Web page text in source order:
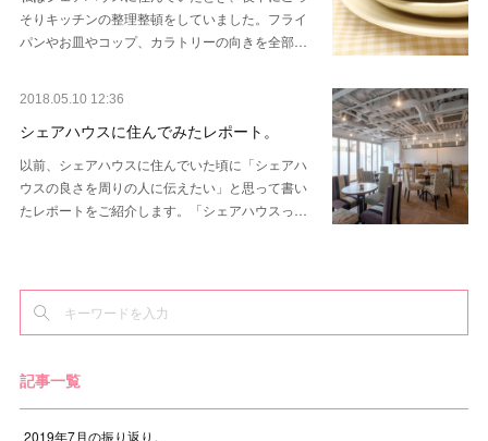
そりキッチンの整理整頓をしていました。フライ
パンやお皿やコップ、カラトリーの向きを全部…
2018.05.10 12:36
シェアハウスに住んでみたレポート。
以前、シェアハウスに住んでいた頃に「シェアハ
ウスの良さを周りの人に伝えたい」と思って書い
たレポートをご紹介します。「シェアハウスっ…
記事一覧
2019年7月の振り返り。